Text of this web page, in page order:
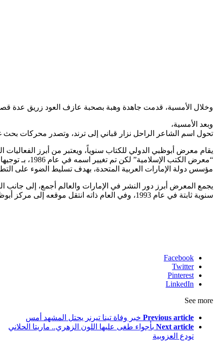
وخلال الأمسية، قدمت جاهدة وهبة بصحبة عازف العود زريق عدة
وبعد الأمسية،
تحول اسم الشاعر الراحل نزار قباني إلى ترند، وتصدر محركات
“معرض الكتب
مؤسس دولة الإمارات العربية المتحدة، بهدف تسليط الضوء على
يجمع المعرض أبرز دور النشر في الإمارات والعالم أجمع، إلى جانب
سنوية ثابتة في عام 1993، وفي العام ذاته انتقل موقعه إلى مركز أبوظبي الوطني للمعارض.
Facebook
Twitter
Pinterest
LinkedIn
See more
Previous article خبر وفاة تينا تيرنر يحتل المشهد أمس
Next article بأجواء طغى عليها اللون الزهري.. ماريتا الحلاني
تودع العزوبية